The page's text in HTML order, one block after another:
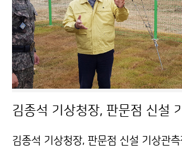
김종석 기상청장, 판문점 신설 기상관